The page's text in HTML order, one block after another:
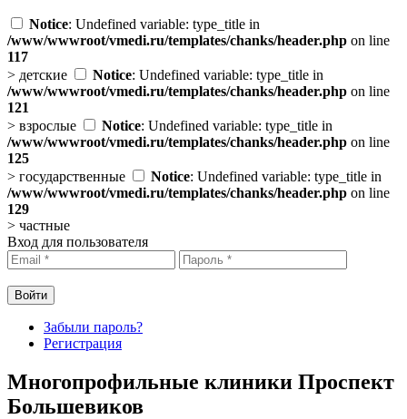
Notice: Undefined variable: type_title in
/www/wwwroot/vmedi.ru/templates/chanks/header.php on line
117
> детские Notice: Undefined variable: type_title in
/www/wwwroot/vmedi.ru/templates/chanks/header.php on line
121
> взрослые Notice: Undefined variable: type_title in
/www/wwwroot/vmedi.ru/templates/chanks/header.php on line
125
> государственные Notice: Undefined variable: type_title in
/www/wwwroot/vmedi.ru/templates/chanks/header.php on line
129
> частные
Вход для пользователя
Забыли пароль?
Регистрация
Многопрофильные клиники Проспект
Большевиков